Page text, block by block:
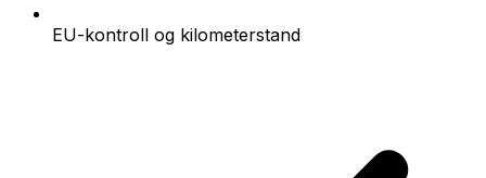
EU-kontroll og kilometerstand